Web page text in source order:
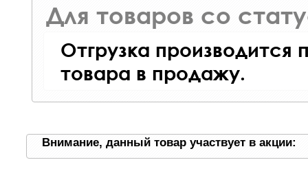
Для товаров со
Отгрузка производится
товара в продажу.
Внимание, данный товар участвует в акции: